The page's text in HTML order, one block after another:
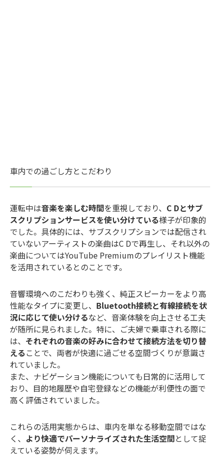
車内での過ごし方とこだわり
運転中は音楽を楽しむ時間を重視しており、 C Dとサブ
スクリプションサービスを使い分けている様子が印象的
でした。具体的には、サブスクリプションでは配信され
ていないアーティストの楽曲はC Dで再生し、それ以外の
楽曲についてはYouTube Premiumのプレイリスト機能
を活用されているとのことです。
音響環境へのこだわりも強く、純正スピーカーをより高
性能なタイプに変更し、 Bluetooth接続と有線接続を状
況に応じて使い分けるなど、音楽体験を向上させる工夫
が随所に見られました。特に、ご夫婦で乗車される際に
は、 それぞれの音楽の好みに合わせて接続方法を切り替
える ことで、両者が快適に過ごせる空間づくりが意識さ
れていました。
また、ナビゲーション機能についても日常的に活用して
おり、目的地履歴や自宅登録などの機能が利便性の面で
高く評価されていました。
これらの活用実態からは、車内を単なる移動空間ではな
く、 より快適でパーソナライズされた生活空間として捉
えている姿勢が伺えます。